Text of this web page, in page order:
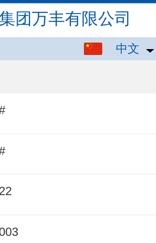
团万丰有限公司
中文
中文